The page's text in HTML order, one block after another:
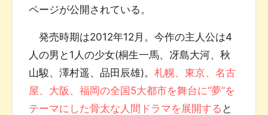
ページが公開されている。
発売時期は2012年12月。今作の主人公は4
人の男と1人の少女(桐生一馬、冴島大河、秋
山駿、澤村遥、品田辰雄)。札幌、東京、名古
屋、大阪、福岡の全国5大都市を舞台に“夢”を
テーマにした骨太な人間ドラマを展開する と